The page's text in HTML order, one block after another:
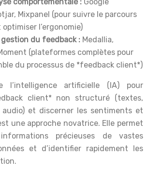
Mixpanel (pour suivre le parcours
l’ergonomie)
du feedback : Medallia,
(plateformes complètes pour
du processus de *feedback client*)
l’intelligence artificielle (IA) pour
client* non structuré (textes,
audio) et discerner les sentiments et
une approche novatrice. Elle permet
précieuses de vastes
et d’identifier rapidement les